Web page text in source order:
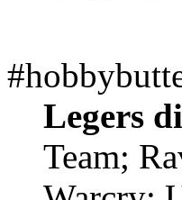
Legers
Team;